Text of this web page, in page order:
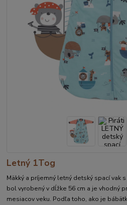
Letný 1Tog
Mäkký a príjemný letný detský spací vak s
bol vyrobený v dĺžke 56 cm a je vhodný
mesiacov veku. Podľa toho, ako je